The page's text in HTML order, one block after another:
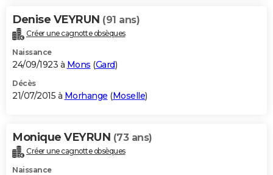
Denise VEYRUN (91 ans)
Créer une cagnotte obsèques
Naissance
24/09/1923 à Mons (Gard)
Décès
21/07/2015 à Morhange (Moselle)
Monique VEYRUN (73 ans)
Créer une cagnotte obsèques
Naissance